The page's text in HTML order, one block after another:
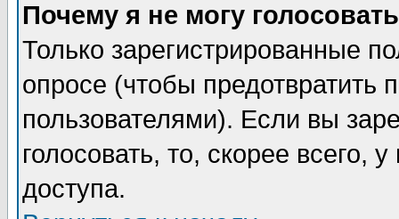
Почему я не могу
Только зарегистрированные
опросе (чтобы предотвратить
пользователями). Если вы
голосовать, то, скорее всего,
доступа.